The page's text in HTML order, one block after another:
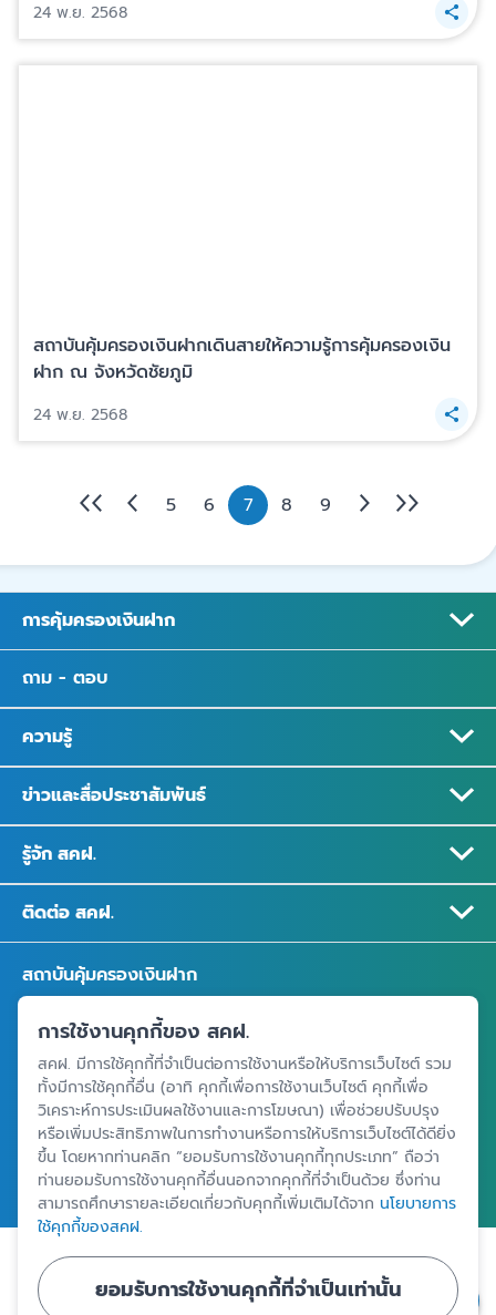
ประสูติครบ 100 ปี
24 พ.ย. 2568
สถาบันคุ้มครองเงินฝากเดินสายให้ความรู้การคุ้มครองเงิน
ฝาก ณ จังหวัดชัยภูมิ
24 พ.ย. 2568
5 6 7 8 9
การคุ้มครองเงินฝาก
ถาม - ตอบ
ความรู้
ข่าวและสื่อประชาสัมพันธ์
รู้จัก สคฝ.
ติดต่อ สคฝ.
สถาบันคุ้มครองเงินฝาก
อาคารเอสเจ อินฟินิท วัน บิสซิเนสคอมเพล็กซ์ ชั้น 25 - 27 เลขที่ 349
ถนนวิภาวดีรังสิต แขวงจอมพล เขตจตุจักร กรุงเทพฯ 10900
ศูนย์ข้อมูลคุ้มครองเงินฝาก
ข้อตกลงและเงื่อนไขการใช้งานเว็บไซต์ | นโยบายคุ้มครองข้อมูลส่วนบุคคล |
นโยบายการใช้คุกกี้
การใช้งานคุกกี้ของ สคฝ.
สคฝ. มีการใช้คุกกี้ที่จำเป็นต่อการใช้งานหรือให้บริการเว็บไซต์ รวม
ทั้งมีการใช้คุกกี้อื่น (อาทิ คุกกี้เพื่อการใช้งานเว็บไซต์ คุกกี้เพื่อ
วิเคราะห์การประเมินผลใช้งานและการโฆษณา) เพื่อช่วยปรับปรุง
หรือเพิ่มประสิทธิภาพในการทำงานหรือการให้บริการเว็บไซต์ได้ดียิ่ง
ขึ้น โดยหากท่านคลิก “ยอมรับการใช้งานคุกกี้ทุกประเภท” ถือว่า
ท่านยอมรับการใช้งานคุกกี้อื่นนอกจากคุกกี้ที่จำเป็นด้วย ซึ่งท่าน
สามารถศึกษารายละเอียดเกี่ยวกับคุกกี้เพิ่มเติมได้จาก นโยบายการ
ใช้คุกกี้ของสคฝ.
ยอมรับการใช้งานคุกกี้ที่จำเป็นเท่านั้น